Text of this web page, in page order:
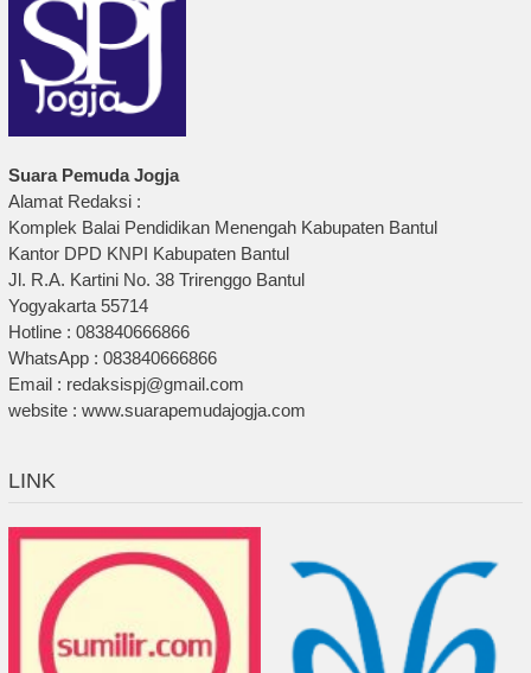
Suara Pemuda Jogja
Alamat Redaksi :
Komplek Balai Pendidikan Menengah Kabupaten Bantul
Kantor DPD KNPI Kabupaten Bantul
Jl. R.A. Kartini No. 38 Trirenggo Bantul
Yogyakarta 55714
Hotline : 083840666866
WhatsApp : 083840666866
Email : redaksispj@gmail.com
website : www.suarapemudajogja.com
LINK